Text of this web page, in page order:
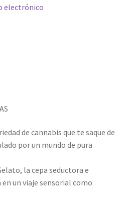
electrónico
de cannabis que te saque de
por un mundo de pura
la cepa seductora e
un viaje sensorial como